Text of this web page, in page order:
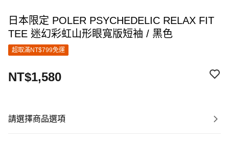
日本限定 POLER PSYCHEDELIC RELAX FIT
TEE 迷幻彩虹山形眼寬版短袖 / 黑色
超取滿NT$799免運
NT$1,580
請選擇商品選項